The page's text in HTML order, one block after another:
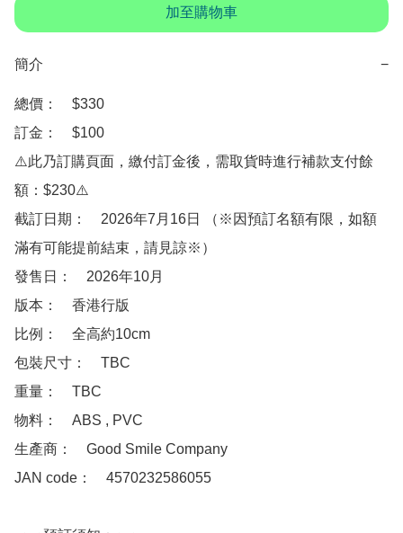
加至購物車
簡介 −
總價：　$330
訂金：　$100
⚠️此乃訂購頁面，繳付訂金後，需取貨時進行補款支付餘
額：$230⚠️
截訂日期：　2026年7月16日 （※因預訂名額有限，如額
滿有可能提前結束，請見諒※）
發售日：　2026年10月
版本：　香港行版
比例：　全高約10cm
包裝尺寸：　TBC
重量：　TBC
物料：　ABS , PVC
生產商：　Good Smile Company
JAN code：　4570232586055